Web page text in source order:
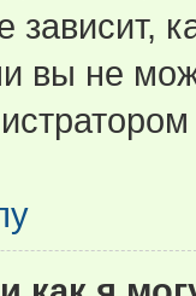
зависит,
вы не